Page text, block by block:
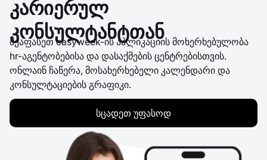
კარიერულ
კონსულტანტთან
შეაფასეთ easyweek-ის აპლიკაციის მოხერხებულობა
hr-აგენტობებისა და დასაქმების ცენტრებისთვის.
ონლაინ ჩაწერა, მოსახერხებელი კალენდარი და
კონსულტაციების გრაფიკი.
სცადეთ უფასოდ